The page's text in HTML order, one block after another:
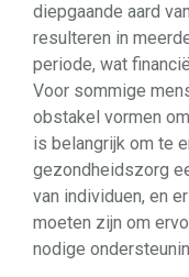
diepgaande aard
resulteren in
periode, wat
Voor sommige
obstakel vormen
is belangrijk om te
gezondheidszorg
van individuen, en
moeten zijn om
nodige